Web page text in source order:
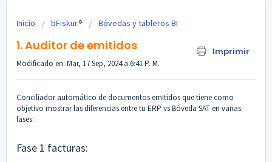
Inicio bFiskur® Bóvedas y tableros BI
1. Auditor de emitidos Imprimir
Modificado en: Mar, 17 Sep, 2024 a 6:41 P. M.
Conciliador automático de documentos emitidos que tiene como
objetivo mostrar las diferencias entre tu ERP vs Bóveda SAT en varias
fases:
Fase 1 facturas: